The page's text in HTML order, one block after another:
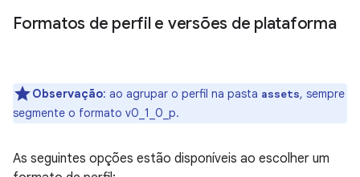
Formatos de perfil e versões de plataforma
Observação: ao agrupar o perfil na pasta assets, sempre
segmente o formato v0_1_0_p.
As seguintes opções estão disponíveis ao escolher um